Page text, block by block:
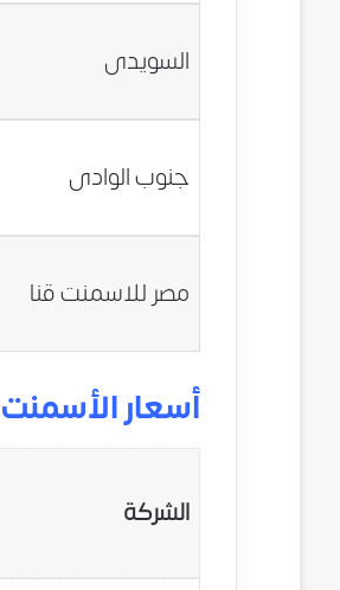
السويدى
جنوب الوادى
مصر للاسمنت قنا
أسعار الأسمنت
الشركة